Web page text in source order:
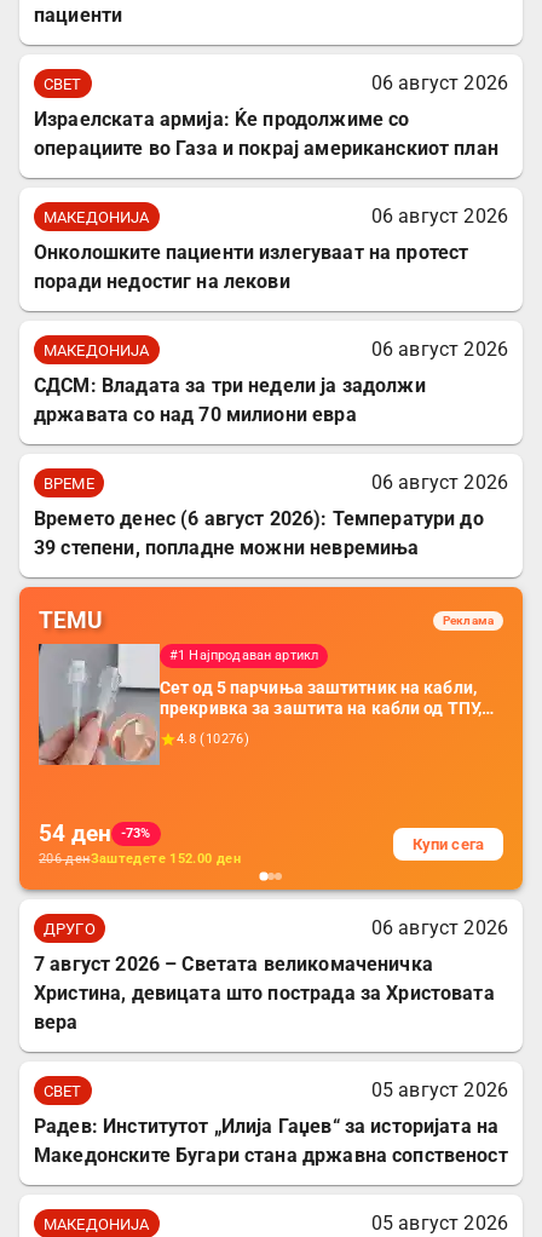
пациенти
СВЕТ
06 август 2026
Израелската армија: Ќе продолжиме со
операциите во Газа и покрај американскиот план
МАКЕДОНИЈА
06 август 2026
Онколошките пациенти излегуваат на протест
поради недостиг на лекови
МАКЕДОНИЈА
06 август 2026
СДСМ: Владата за три недели ја задолжи
државата со над 70 милиони евра
ВРЕМЕ
06 август 2026
Времето денес (6 август 2026): Температури до
39 степени, попладне можни невремиња
TEMU Реклама
#1 Најпродаван артикл
Сет од 5 парчиња заштитник на кабли,
прекривка за заштита на кабли од ТПУ,
додатоци за заштита на кабли, без
батерија, за мобилни телефони, комплет
4.8 ( 10276)
54 ден
-73%
206денЗаштедете 152.00 ден
Купи сега
ДРУГО
06 август 2026
7 август 2026 – Светата великомаченичка
Христина, девицата што пострада за Христовата
вера
СВЕТ
05 август 2026
Радев: Институтот „Илија Гаџев“ за историјата на
Македонските Бугари стана државна сопственост
МАКЕДОНИЈА
05 август 2026